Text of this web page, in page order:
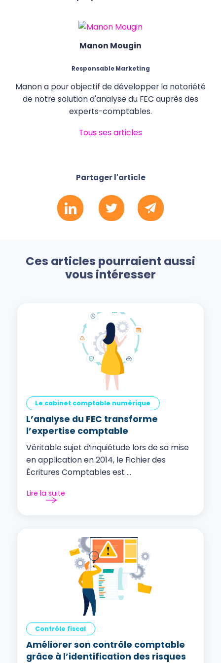
Manon Mougin
Responsable Marketing
Manon a pour objectif de développer la notoriété
de notre solution d'analyse du FEC auprès des
experts-comptables.
Tous ses articles
Partager l'article
Ces articles pourraient aussi
vous intéresser
Le cabinet comptable numérique
L’analyse du FEC transforme
l’expertise comptable
Véritable sujet d’inquiétude lors de sa mise
en application en 2014, le Fichier des
Écritures Comptables est ...
Lire la suite
Contrôle fiscal
Améliorer son contrôle comptable
grâce à l’identification des risques